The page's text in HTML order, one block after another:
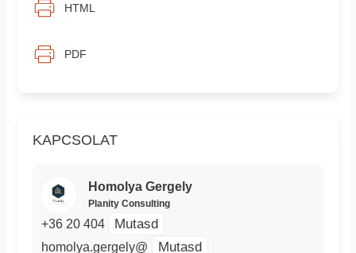
KAPCSOLAT
Homolya Gergely
Planity Consulting
+36 20 404 Mutasd
homolya.gergely@ Mutasd
HTML
PDF